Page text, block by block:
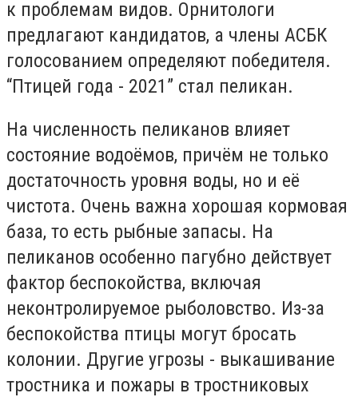
к проблемам видов. Орнитологи
предлагают кандидатов, а члены АСБК
голосованием определяют победителя.
“Птицей года - 2021” стал пеликан.
На численность пеликанов влияет
состояние водоёмов, причём не только
достаточность уровня воды, но и её
чистота. Очень важна хорошая кормовая
база, то есть рыбные запасы. На
пеликанов особенно пагубно действует
фактор беспокойства, включая
неконтролируемое рыболовство. Из-за
беспокойства птицы могут бросать
колонии. Другие угрозы - выкашивание
тростника и пожары в тростниковых